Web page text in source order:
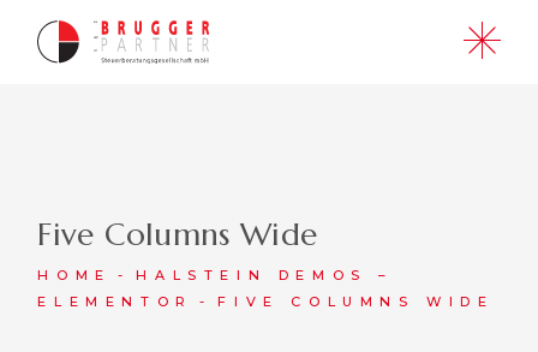
Five Columns Wide
HOME
HALSTEIN DEMOS –
ELEMENTOR
FIVE COLUMNS WIDE